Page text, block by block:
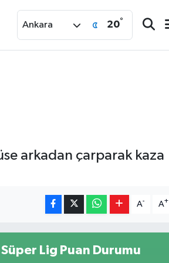
Ankara 20°
arkadan çarparak kaza
A- A+
Süper Lig Puan Durumu